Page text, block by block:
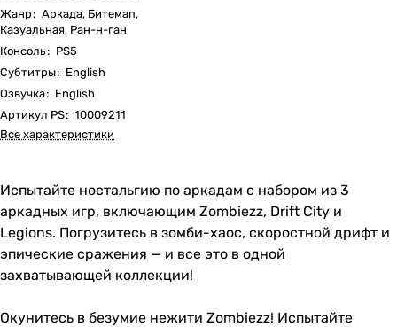
Жанр: Аркада, Битемап,
Казуальная, Ран-н-ган
Консоль: PS5
Субтитры: English
Озвучка: English
Артикул PS: 10009211
Все характеристики
Испытайте ностальгию по аркадам с набором из 3
аркадных игр, включающим Zombiezz, Drift City и
Legions. Погрузитесь в зомби-хаос, скоростной дрифт и
эпические сражения — и все это в одной
захватывающей коллекции!
Окунитесь в безумие нежити Zombiezz! Испытайте